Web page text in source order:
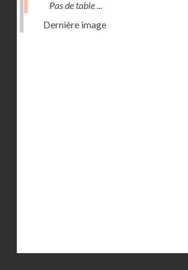
Pas de table ...
Dernière image